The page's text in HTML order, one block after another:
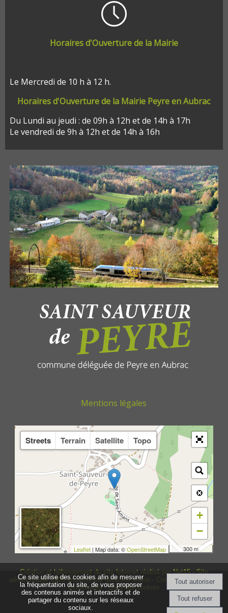
Horaires d'Ouverture de la Mairie
Le Mercredi de 10 h à 12 h.
Horaires d'Ouverture de la Mairie Peyre en Aubrac
Du Lundi au jeudi : de 09h à 12h et de 14h à 17h
Le vendredi de 9h à 12h et de 14h à 16h
Mentions légales
Streets Terrain Satellite Topo
+
−
300 m
Leaflet | Map data: ©OpenStreetMap
Création et hébergement du site Internet réalisé par Net15-Site
administrable CMS propulsé par WebSee Mairie
Conditions Générales
d'Utilisation-Gérer les cookies
Ce site utilise des cookies afin de mesurer
la fréquentation du site, de vous proposer
des contenus animés et interactifs et de
partager du contenu sur les réseaux
sociaux.